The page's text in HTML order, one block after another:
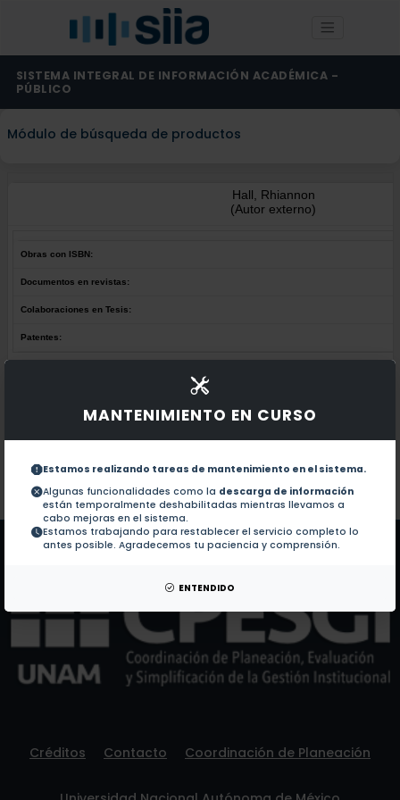
MANTENIMIENTO EN CURSO
Estamos realizando tareas de mantenimiento en el sistema.
Algunas funcionalidades como la descarga de información
están temporalmente deshabilitadas mientras llevamos a
cabo mejoras en el sistema.
Estamos trabajando para restablecer el servicio completo lo
antes posible. Agradecemos tu paciencia y comprensión.
ENTENDIDO
SISTEMA INTEGRAL DE INFORMACIÓN ACADÉMICA -
PÚBLICO
Módulo de búsqueda de productos
Hall, Rhiannon
(Autor externo)
Obras con ISBN:
Documentos en revistas:
Colaboraciones en Tesis:
Patentes:
No hay obras de este autor.
Documentos en revistas:
Colaboraciones en Tesis:
Patentes: No hay patentes de este autor.
Créditos Contacto Coordinación de Planeación